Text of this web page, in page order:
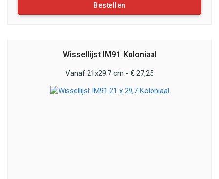
Bestellen
Wissellijst IM91 Koloniaal
Vanaf 21x29.7 cm - € 27,25